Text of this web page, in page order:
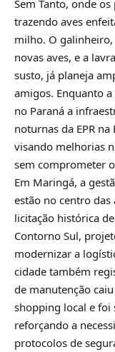
Sem Tanto, onde
trazendo aves
milho. O
novas aves, e a
susto, já planeja
amigos. Enquanto
no Paraná a
noturnas da EPR
visando melhorias
sem comprometer
Em Maringá, a
estão no centro
licitação histórica
Contorno Sul,
modernizar a
cidade também
de manutenção
shopping local e foi
reforçando a
protocolos de